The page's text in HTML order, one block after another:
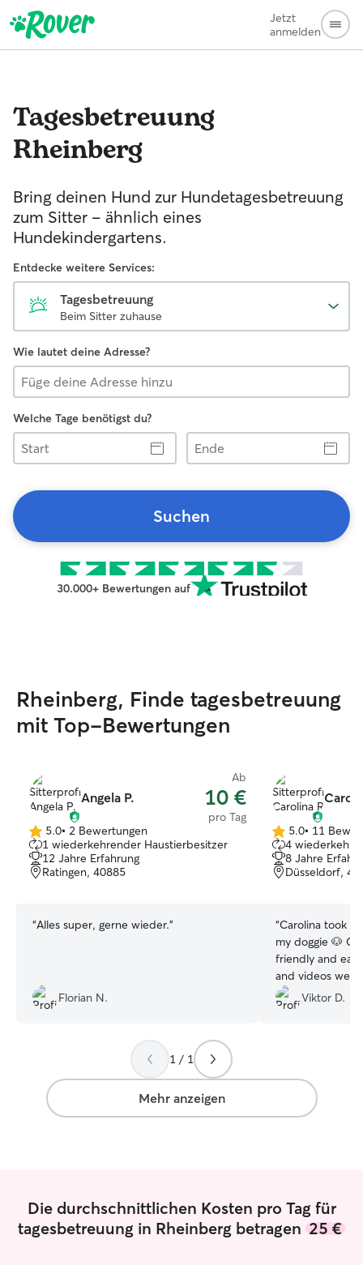
Jetzt
anmelden
Tagesbetreuung
Rheinberg
Bring deinen Hund zur Hundetagesbetreuung
zum Sitter - ähnlich eines
Hundekindergartens.
Entdecke weitere Services:
Tagesbetreuung
Beim Sitter zuhause
Wie lautet deine Adresse?
Welche Tage benötigst du?
Start
Ende
Suchen
30.000+ Bewertungen auf
Rheinberg, Finde tagesbetreuung
mit Top-Bewertungen
Angela P.
Ab
10 €
pro Tag
5.0
von
5
Sternen
5.0• 2 Bewertungen
1 wiederkehrender Haustierbesitzer
12 Jahre Erfahrung
Ratingen, 40885
“Alles super, gerne wieder.”
Florian N.
5.0
von
5
Sternen
5.0• 11
4
8 Jahre
Düsseldorf,
“Carolina took
my doggie 🐶
friendly and
and videos
recommended!
Viktor D.
1 / 1
Mehr anzeigen
Die durchschnittlichen Kosten pro Tag für
tagesbetreuung in Rheinberg betragen 25 €